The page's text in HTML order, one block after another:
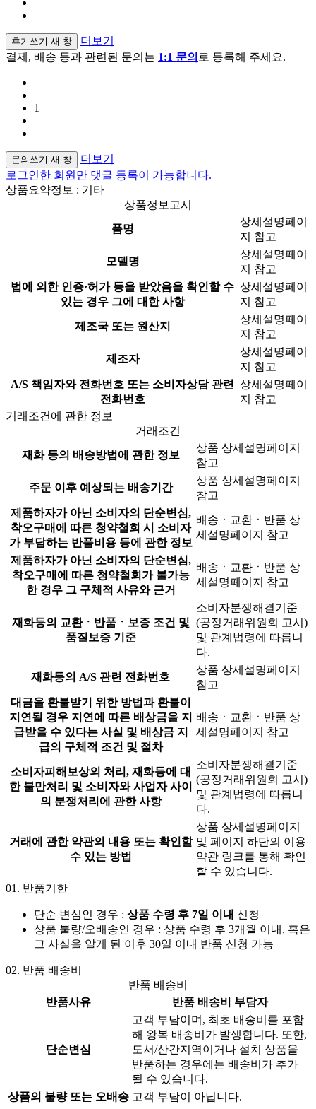
후기쓰기 새 창
더보기
결제, 배송 등과 관련된 문의는 1:1 문의 로 등록해 주세요.
1
문의쓰기 새 창
더보기
로그인한 회원만 댓글 등록이 가능합니다.
상품요약정보 : 기타
상품정보고시
품명
상세설명페이
지 참고
모델명
상세설명페이
지 참고
법에 의한 인증·허가 등을 받았음을 확인할 수
있는 경우 그에 대한 사항
상세설명페이
지 참고
제조국 또는 원산지
상세설명페이
지 참고
제조자
상세설명페이
지 참고
A/S 책임자와 전화번호 또는 소비자상담 관련
전화번호
상세설명페이
지 참고
거래조건에 관한 정보
거래조건
재화 등의 배송방법에 관한 정보
상품 상세설명페이지
참고
주문 이후 예상되는 배송기간
상품 상세설명페이지
참고
제품하자가 아닌 소비자의 단순변심,
착오구매에 따른 청약철회 시 소비자
가 부담하는 반품비용 등에 관한 정보
배송ㆍ교환ㆍ반품 상
세설명페이지 참고
제품하자가 아닌 소비자의 단순변심,
착오구매에 따른 청약철회가 불가능
한 경우 그 구체적 사유와 근거
배송ㆍ교환ㆍ반품 상
세설명페이지 참고
재화등의 교환ㆍ반품ㆍ보증 조건 및
품질보증 기준
소비자분쟁해결기준
(공정거래위원회 고시)
및 관계법령에 따릅니
다.
재화등의 A/S 관련 전화번호
상품 상세설명페이지
참고
대금을 환불받기 위한 방법과 환불이
지연될 경우 지연에 따른 배상금을 지
급받을 수 있다는 사실 및 배상금 지
급의 구체적 조건 및 절차
배송ㆍ교환ㆍ반품 상
세설명페이지 참고
소비자피해보상의 처리, 재화등에 대
한 불만처리 및 소비자와 사업자 사이
의 분쟁처리에 관한 사항
소비자분쟁해결기준
(공정거래위원회 고시)
및 관계법령에 따릅니
다.
거래에 관한 약관의 내용 또는 확인할
수 있는 방법
상품 상세설명페이지
및 페이지 하단의 이용
약관 링크를 통해 확인
할 수 있습니다.
01. 반품기한
단순 변심인 경우 : 상품 수령 후 7일 이내 신청
상품 불량/오배송인 경우 : 상품 수령 후 3개월 이내, 혹은
그 사실을 알게 된 이후 30일 이내 반품 신청 가능
02. 반품 배송비
반품 배송비
반품사유
반품 배송비 부담자
단순변심
고객 부담이며, 최초 배송비를 포함
해 왕복 배송비가 발생합니다. 또한,
도서/산간지역이거나 설치 상품을
반품하는 경우에는 배송비가 추가
될 수 있습니다.
상품의 불량 또는 오배송 고객 부담이 아닙니다.